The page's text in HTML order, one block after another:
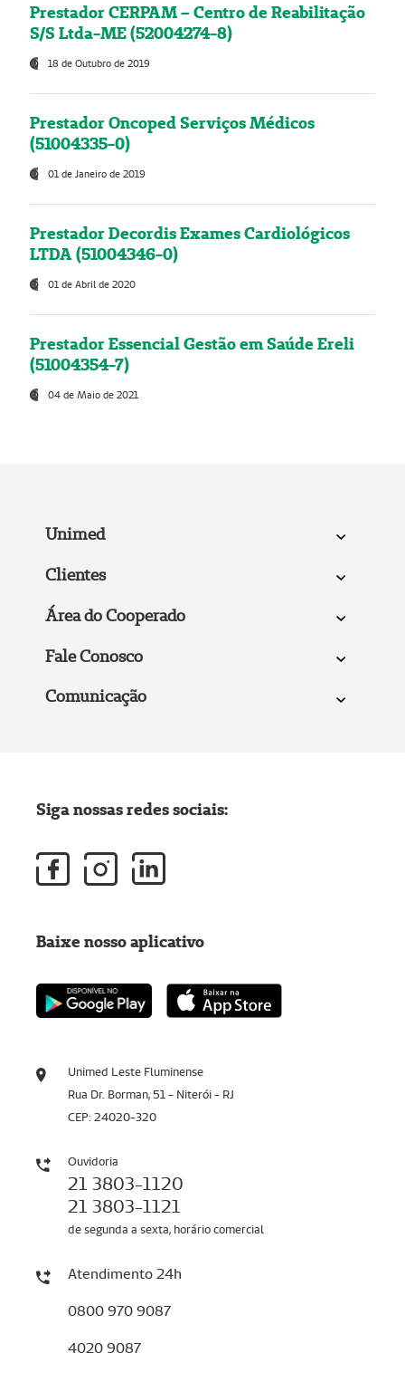
Prestador CERPAM – Centro de Reabilitação
S/S Ltda-ME (52004274-8)
18 de Outubro de 2019
Prestador Oncoped Serviços Médicos
(51004335-0)
01 de Janeiro de 2019
Prestador Decordis Exames Cardiológicos
LTDA (51004346-0)
01 de Abril de 2020
Prestador Essencial Gestão em Saúde Ereli
(51004354-7)
04 de Maio de 2021
Unimed
Clientes
Área do Cooperado
Fale Conosco
Comunicação
Unimed Leste Fluminense
Rua Dr. Borman, 51 - Niterói - RJ
CEP: 24020-320
Ouvidoria
21 3803-1120
21 3803-1121
de segunda a sexta, horário comercial
Atendimento 24h
0800 970 9087
4020 9087
Siga nossas redes sociais:
Baixe nosso aplicativo